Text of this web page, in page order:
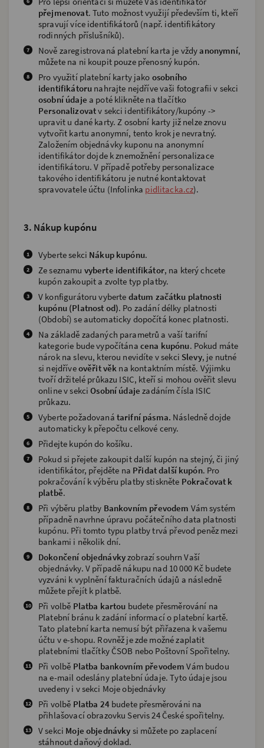
přejmenovat. Tuto možnost využijí především ti, kteří
spravují více identifikátorů (např. identifikátory
rodinných příslušníků).
Nově zaregistrovaná platební karta je vždyanonymní,
můžete na ni koupit pouze přenosný kupón.
Pro využití platební karty jako osobního
identifikátoru nahrajte nejdříve vaši fotografii v sekci
osobní údaje a poté klikněte na tlačítko
Personalizovatv sekci identifikátory/kupóny ->
upravit u dané karty. Z osobní karty již nelze znovu
vytvořit kartu anonymní, tento krok je nevratný.
Založením objednávky kuponu na anonymní
identifikátor dojde k znemožnění personalizace
identifikátoru. V případě potřeby personalizace
takového identifikátoru je nutné kontaktovat
spravovatele účtu (Infolinka pidlitacka.cz).
3. Nákup kupónu
Vyberte sekci Nákup kupónu.
Ze seznamu vyberte identifikátor, na který chcete
kupón zakoupit a zvolte typ platby.
V konfigurátoru vyberte datum začátku platnosti
kupónu (Platnost od). Po zadání délky platnosti
(Období) se automaticky dopočítá konec platnosti.
Na základě zadaných parametrů a vaší tarifní
kategorie bude vypočítána cena kupónu. Pokud máte
nárok na slevu, kterou nevidíte v sekci Slevy, je nutné
si nejdříveověřit věk na kontaktním místě. Výjimku
tvoří držitelé průkazu ISIC, kteří si mohou ověřit slevu
online v sekciOsobní údaje zadáním čísla ISIC
průkazu.
Vyberte požadovaná tarifní pásma. Následně dojde
automaticky k přepočtu celkové ceny.
Přidejte kupón do košíku.
Pokud si přejete zakoupit další kupón na stejný, či jiný
identifikátor, přejděte na Přidat další kupón. Pro
pokračování k výběru platby stiskněte Pokračovat k
platbě.
Při výběru platby Bankovním převodem Vám systém
případně navrhne úpravu počátečního data platnosti
kupónu. Při tomto typu platby trvá převod peněz mezi
bankami i několik dní.
Dokončení objednávkyzobrazí souhrn Vaší
objednávky. V případě nákupu nad 10 000 Kč budete
vyzváni k vyplnění fakturačních údajů a následně
můžete přejít k platbě.
Při volbě Platba kartou budete přesměrování na
Platební bránu k zadání informací o platební kartě.
Tato platební karta nemusí být přiřazena k vašemu
účtu v e-shopu. Rovněž je zde možné zaplatit
platebními tlačítky ČSOB nebo Poštovní Spořitelny.
Při volbě Platba bankovním převodem Vám budou
na e-mail odeslány platební údaje. Tyto údaje jsou
uvedeny i v sekci Moje objednávky
Při volbě Platba 24budete přesměrováni na
přihlašovací obrazovku Servis 24 České spořitelny.
V sekci Moje objednávky si můžete po zaplacení
stáhnout daňový doklad.